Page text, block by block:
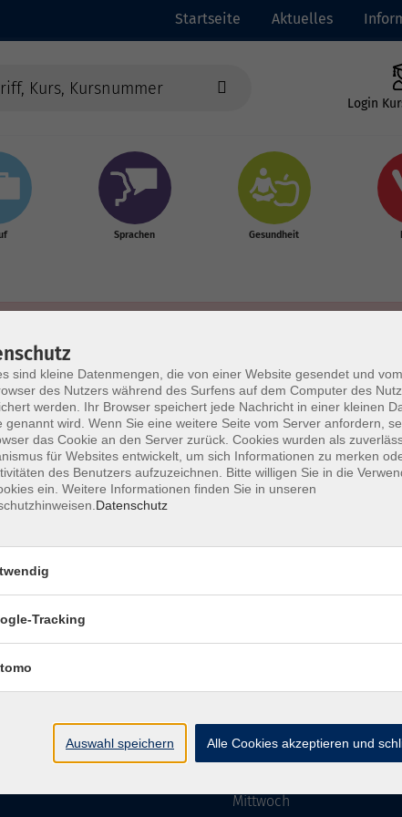
Startseite Aktuelles
Login
Sprachen Gesundheit
Impressum AGBs Datenschutzerklärung
e. V.
Dienstag
Mittwoch
sind kleine Datenmengen, die von einer Website gesendet und vom
des Nutzers während des Surfens auf dem Computer des
werden. Ihr Browser speichert jede Nachricht in einer kleinen
genannt wird. Wenn Sie eine weitere Seite vom Server anfordern,
das Cookie an den Server zurück. Cookies wurden als
für Websites entwickelt, um sich Informationen zu merken
des Benutzers aufzuzeichnen. Bitte willigen Sie in die
ein. Weitere Informationen finden Sie in unseren
Datenschutz
Tracking
Auswahl speichern Alle Cookies akzeptieren und